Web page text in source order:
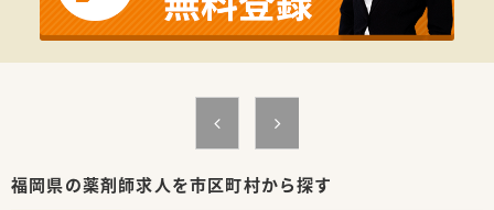
福岡県の薬剤師求人を市区町村から探す